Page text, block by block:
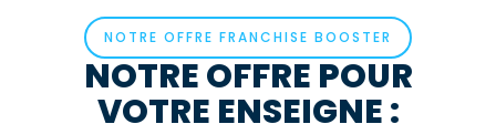
NOTRE OFFRE FRANCHISE BOOSTER
NOTRE OFFRE POUR
VOTRE ENSEIGNE :